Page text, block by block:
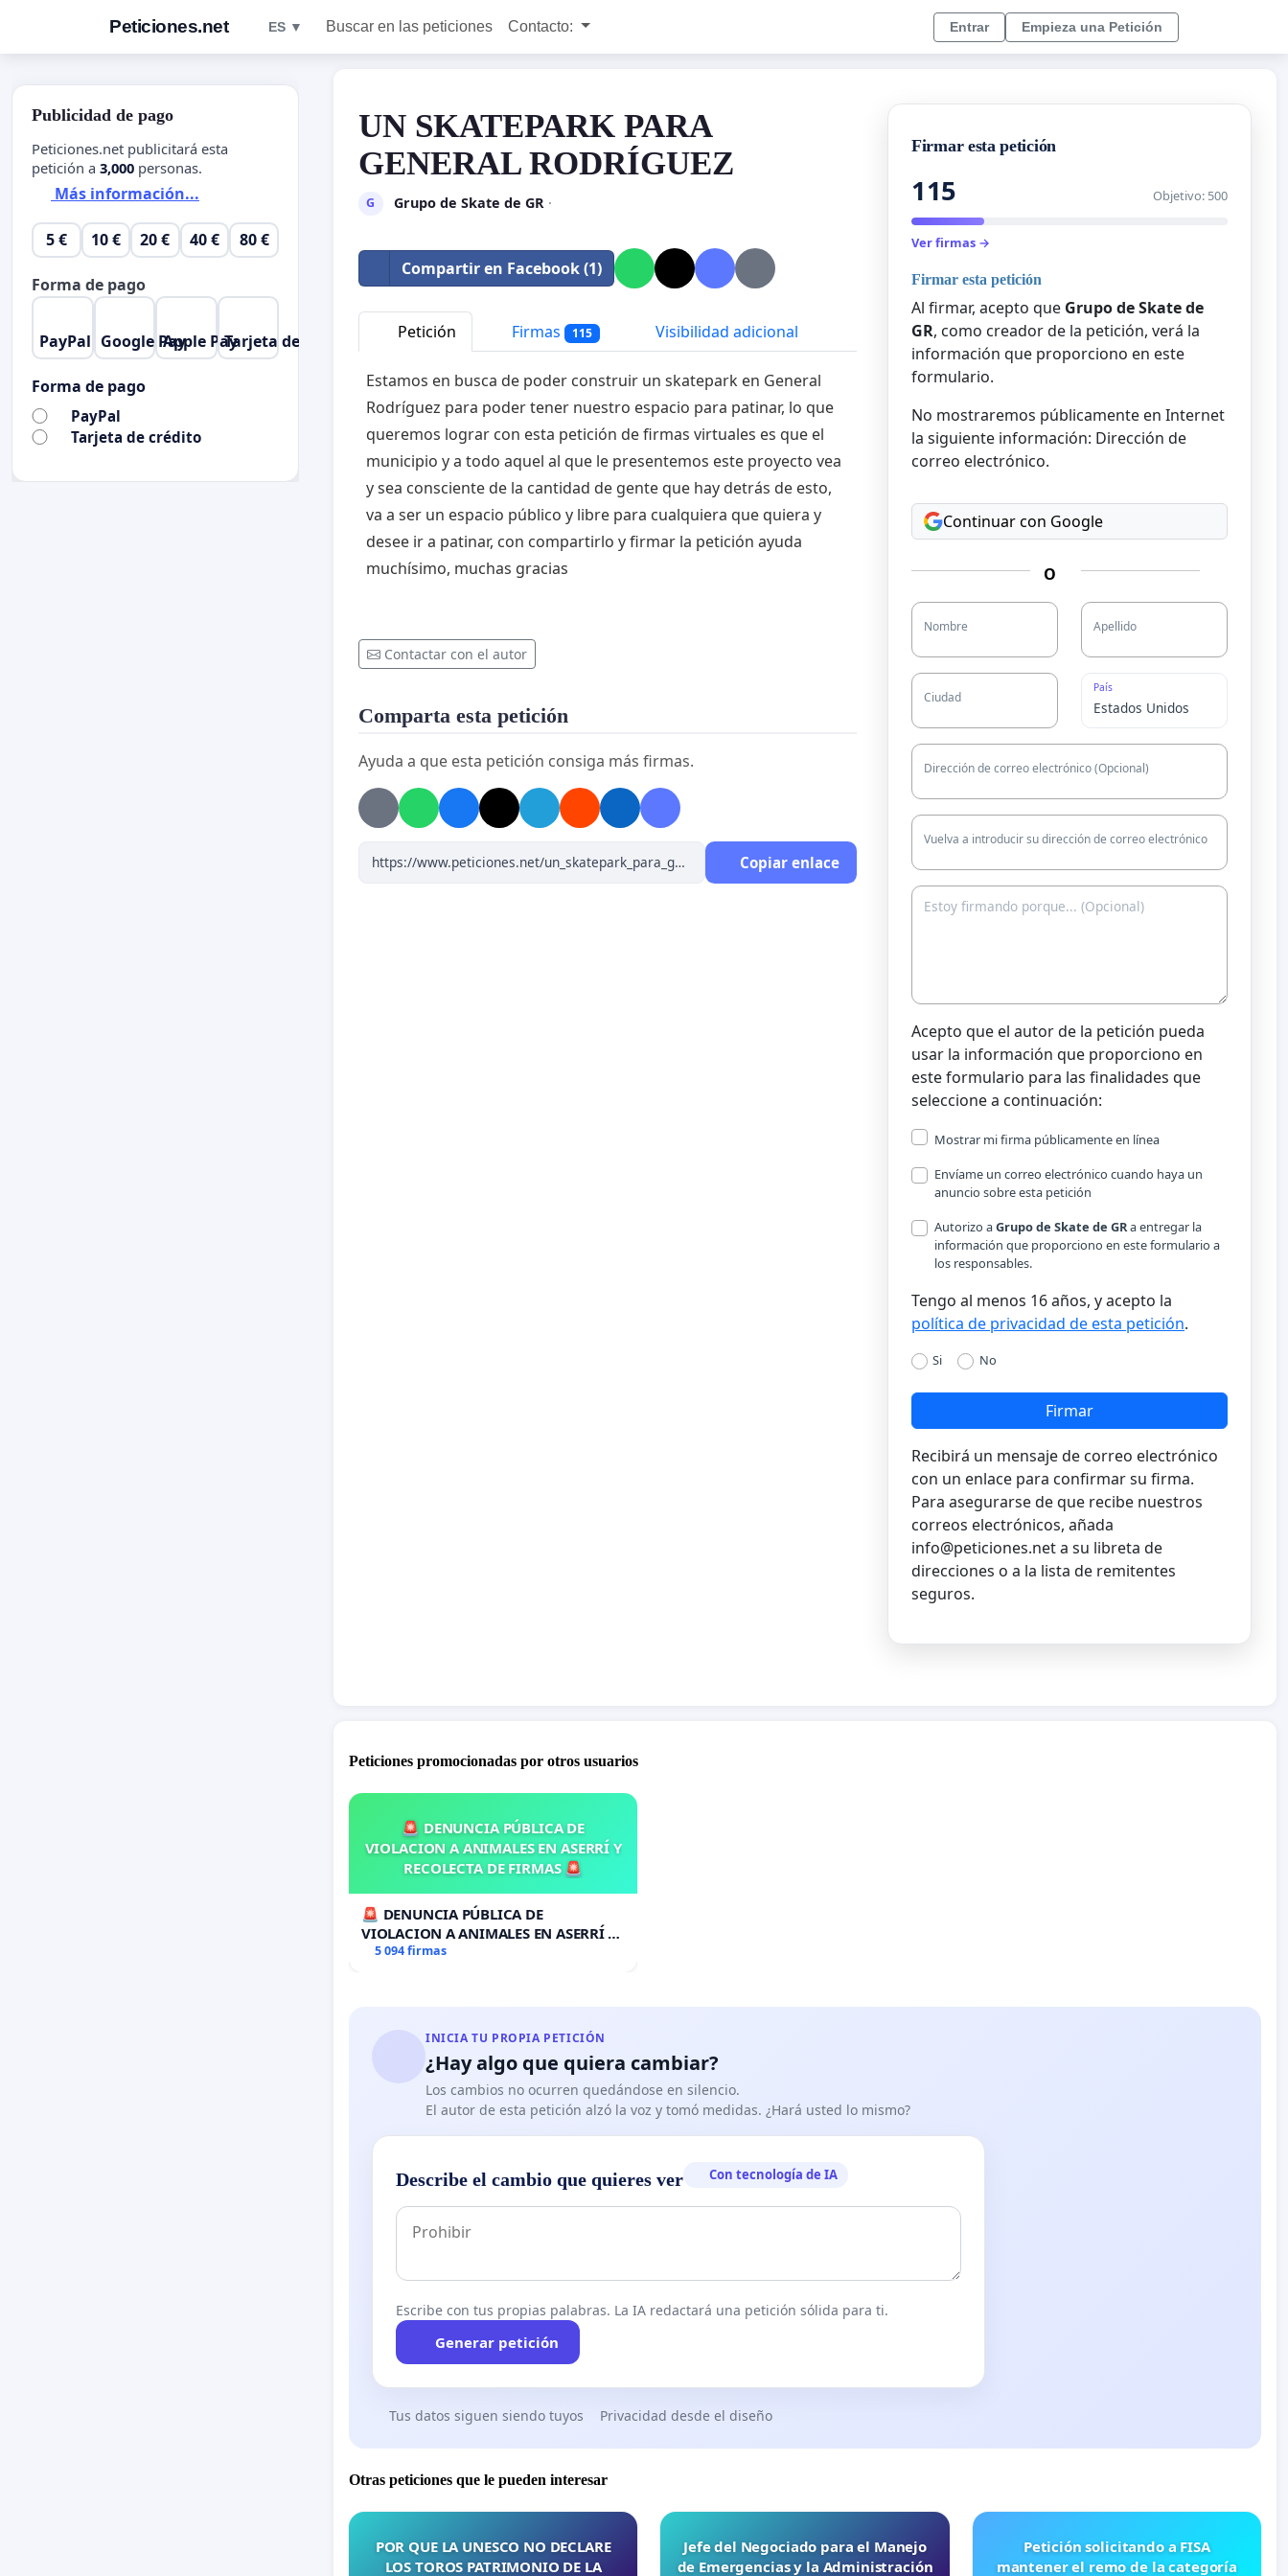
Peticiones.net ES ▼ Buscar en las peticiones Contacto: Entrar Empieza una Petición
UN SKATEPARK PARA
GENERAL RODRÍGUEZ
G Grupo de Skate de GR ·
Compartir en Facebook (1)
Petición Firmas 115 Visibilidad adicional
Estamos en busca de poder construir un skatepark en General
Rodríguez para poder tener nuestro espacio para patinar, lo que
queremos lograr con esta petición de firmas virtuales es que el
municipio y a todo aquel al que le presentemos este proyecto vea
y sea consciente de la cantidad de gente que hay detrás de esto,
va a ser un espacio público y libre para cualquiera que quiera y
desee ir a patinar, con compartirlo y firmar la petición ayuda
muchísimo, muchas gracias
Contactar con el autor
Comparta esta petición
Ayuda a que esta petición consiga más firmas.
Copiar enlace
Firmar esta petición
115 Objetivo: 500
Ver firmas →
Firmar esta petición
Al firmar, acepto que Grupo de Skate de
GR, como creador de la petición, verá la
información que proporciono en este
formulario.
No mostraremos públicamente en Internet
la siguiente información: Dirección de
correo electrónico.
Continuar con Google
O
Nombre Apellido
Ciudad
País
Dirección de correo electrónico (Opcional)
Vuelva a introducir su dirección de correo electrónico
Acepto que el autor de la petición pueda
usar la información que proporciono en
este formulario para las finalidades que
seleccione a continuación:
Mostrar mi firma públicamente en línea
Envíame un correo electrónico cuando haya un
anuncio sobre esta petición
Autorizo aGrupo de Skate de GRa entregar la
información que proporciono en este formulario a
los responsables.
Tengo al menos 16 años, y acepto la
política de privacidad de esta petición.
Si No
Firmar
Recibirá un mensaje de correo electrónico
con un enlace para confirmar su firma.
Para asegurarse de que recibe nuestros
correos electrónicos, añada
info@peticiones.neta su libreta de
direcciones o a la lista de remitentes
seguros.
Peticiones promocionadas por otros usuarios
🚨 DENUNCIA PÚBLICA DE
VIOLACION A ANIMALES EN ASERRÍ Y
RECOLECTA DE FIRMAS 🚨
🚨 DENUNCIA PÚBLICA DE
VIOLACION A ANIMALES EN ASERRÍ Y
RECOLECTA DE FIRMAS 🚨
5 094 firmas
INICIA TU PROPIA PETICIÓN
¿Hay algo que quiera cambiar?
Los cambios no ocurren quedándose en silencio.
El autor de esta petición alzó la voz y tomó medidas. ¿Hará usted lo mismo?
Describe el cambio que quieres ver Con tecnología de IA
Escribe con tus propias palabras. La IA redactará una petición sólida para ti.
Generar petición
Tus datos siguen siendo tuyos Privacidad desde el diseño
Otras peticiones que le pueden interesar
POR QUE LA UNESCO NO DECLARE
LOS TOROS PATRIMONIO DE LA
Jefe del Negociado para el Manejo
de Emergencias y la Administración
Petición solicitando a FISA
mantener el remo de la categoría
Publicidad de pago
Peticiones.net publicitará esta
petición a 3,000 personas.
Más información...
5 € 10 € 20 € 40 € 80 €
Forma de pago
PayPal Google PayApple PayTarjeta de crédito
Forma de pago
PayPal
Tarjeta de crédito